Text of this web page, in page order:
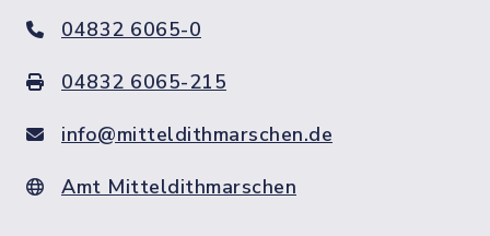
04832 6065-0
04832 6065-215
info@mitteldithmarschen.de
Amt Mitteldithmarschen